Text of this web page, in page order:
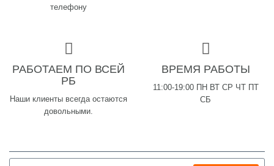
телефону
РАБОТАЕМ ПО ВСЕЙ
РБ
Наши клиенты всегда остаются
довольными.
ВРЕМЯ РАБОТЫ
11:00-19:00 ПН ВТ СР ЧТ ПТ
СБ